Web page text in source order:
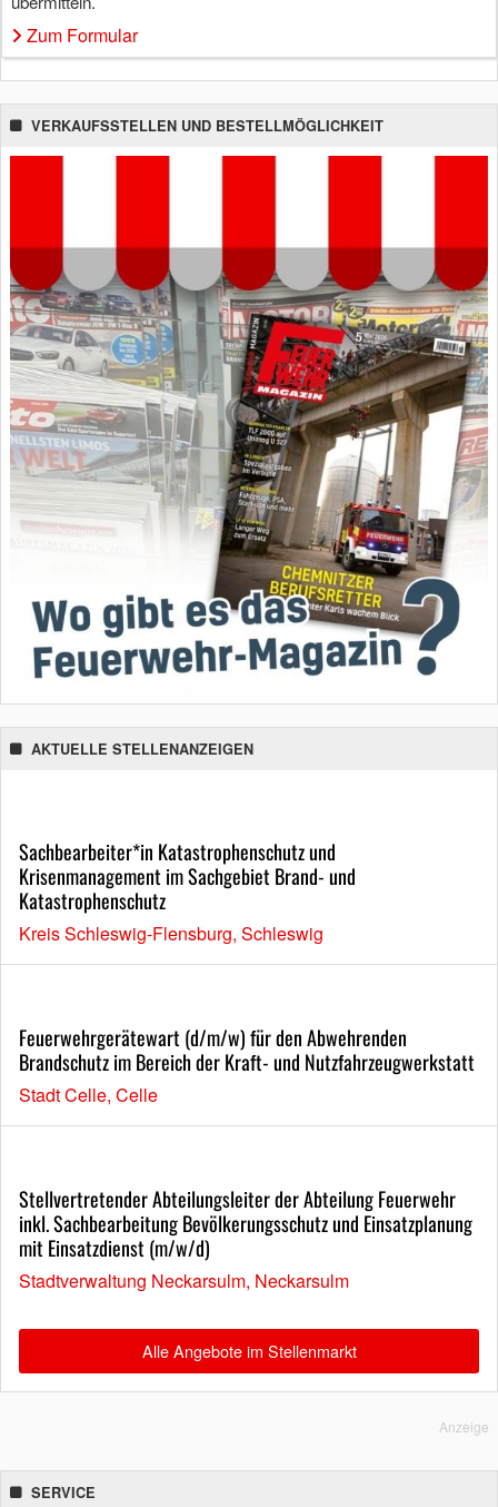
Zum Formular
VERKAUFSSTELLEN UND BESTELLMÖGLICHKEIT
AKTUELLE STELLENANZEIGEN
Sachbearbeiter*in Katastrophenschutz und
Krisenmanagement im Sachgebiet Brand- und
Katastrophenschutz
Kreis Schleswig-Flensburg, Schleswig
Feuerwehrgerätewart (d/m/w) für den Abwehrenden
Brandschutz im Bereich der Kraft- und Nutzfahrzeugwerkstatt
Stadt Celle, Celle
Stellvertretender Abteilungsleiter der Abteilung Feuerwehr
inkl. Sachbearbeitung Bevölkerungsschutz und Einsatzplanung
mit Einsatzdienst (m/w/d)
Stadtverwaltung Neckarsulm, Neckarsulm
Alle Angebote im Stellenmarkt
Anzeige
SERVICE